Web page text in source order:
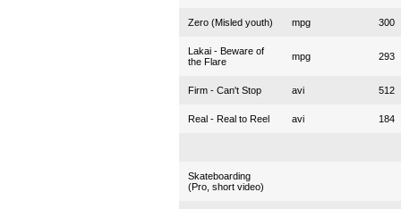
Zero (Misled youth) mpg 300
Lakai - Beware of
the Flare
mpg 293
Firm - Can't Stop avi 512
Real - Real to Reel avi 184
Skateboarding
(Pro, short video)